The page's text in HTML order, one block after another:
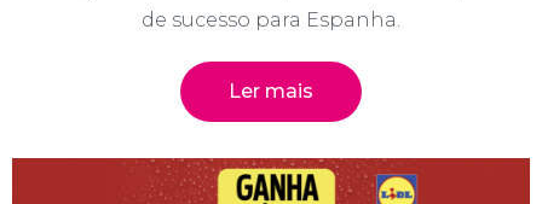
de sucesso para Espanha.
Ler mais